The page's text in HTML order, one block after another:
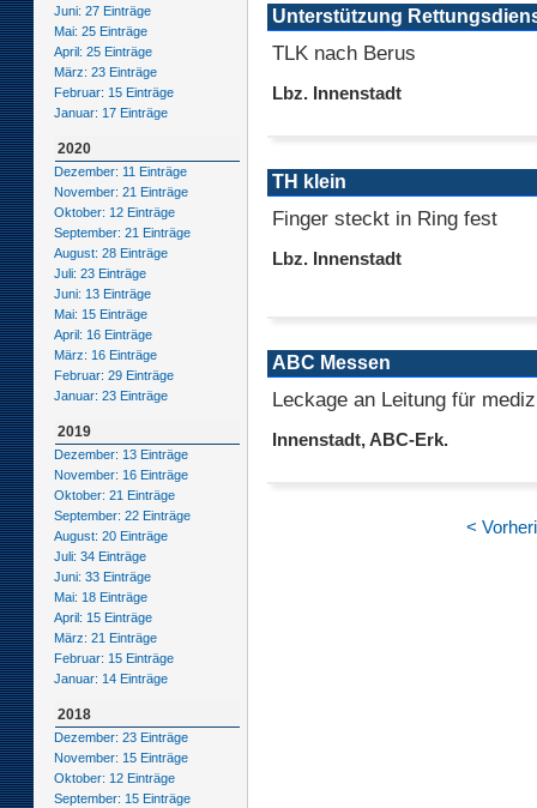
Juni: 27 Einträge
Mai: 25 Einträge
April: 25 Einträge
März: 23 Einträge
Februar: 15 Einträge
Januar: 17 Einträge
2020
Dezember: 11 Einträge
November: 21 Einträge
Oktober: 12 Einträge
September: 21 Einträge
August: 28 Einträge
Juli: 23 Einträge
Juni: 13 Einträge
Mai: 15 Einträge
April: 16 Einträge
März: 16 Einträge
Februar: 29 Einträge
Januar: 23 Einträge
2019
Dezember: 13 Einträge
November: 16 Einträge
Oktober: 21 Einträge
September: 22 Einträge
August: 20 Einträge
Juli: 34 Einträge
Juni: 33 Einträge
Mai: 18 Einträge
April: 15 Einträge
März: 21 Einträge
Februar: 15 Einträge
Januar: 14 Einträge
2018
Dezember: 23 Einträge
November: 15 Einträge
Oktober: 12 Einträge
September: 15 Einträge
Unterstützung
TLK nach Berus
Lbz. Innenstadt
TH klein
Finger steckt in Ring fest
Lbz. Innenstadt
ABC Messen
Leckage an Leitung für
Innenstadt, ABC-Erk.
<